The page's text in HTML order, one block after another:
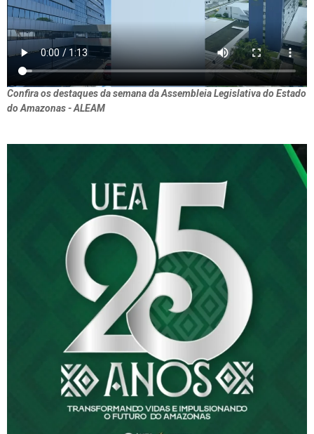
Confira os destaques da semana da Assembleia Legislativa do Estado
do Amazonas - ALEAM